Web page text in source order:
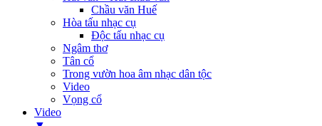
Chầu văn Huế
Hòa tấu nhạc cụ
Độc tấu nhạc cụ
Ngâm thơ
Tân cổ
Trong vườn hoa âm nhạc dân tộc
Video
Vọng cổ
Video